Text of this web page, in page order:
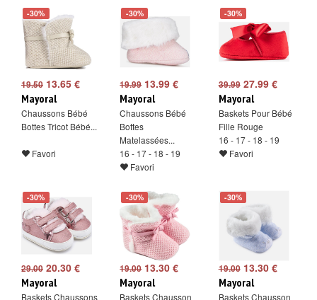
-30%
19.50 13.65 €
Mayoral
Chaussons Bébé
Bottes Tricot Bébé...
Favori
-30%
19.9913.99 €
Mayoral
Chaussons Bébé
Bottes
Matelassées...
16 - 17 - 18 - 19
Favori
-30%
39.9927.99 €
Mayoral
Baskets Pour Bébé
Fille Rouge
16 - 17 - 18 - 19
Favori
-30%
29.00 20.30 €
Mayoral
Baskets Chaussons
-30%
19.0013.30 €
Mayoral
Baskets Chausson
-30%
19.0013.30 €
Mayoral
Baskets Chausson